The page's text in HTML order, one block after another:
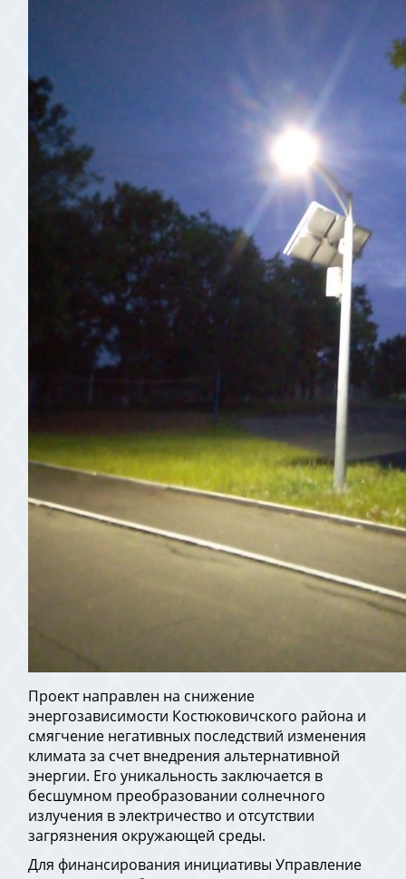
Проект направлен на снижение
энергозависимости Костюковичского района и
смягчение негативных последствий изменения
климата за счет внедрения альтернативной
энергии. Его уникальность заключается в
бесшумном преобразовании солнечного
излучения в электричество и отсутствии
загрязнения окружающей среды.
Для финансирования инициативы Управление